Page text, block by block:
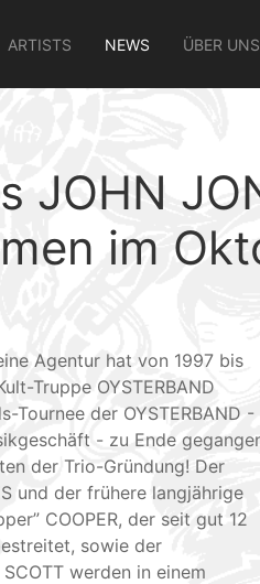
ARTISTS NEWS ÜBER UNS
JOHN
im
Agentur hat von 1997 bis
Truppe OYSTERBAND
Tournee der OYSTERBAND -
- zu Ende
der Trio-Gründung! Der
und der frühere langjährige
COOPER, der seit gut 12
sowie der
werden in einem